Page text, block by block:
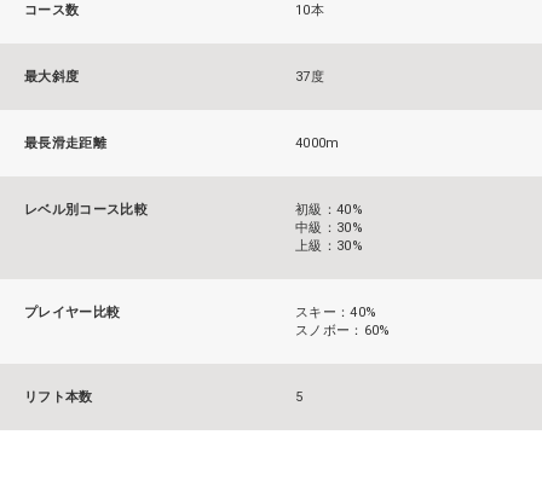
コース数 10本
最大斜度 37度
最長滑走距離 4000m
レベル別コース比較
初級：40%
中級：30%
上級：30%
プレイヤー比較
スキー：40%
スノボー：60%
リフト本数 5